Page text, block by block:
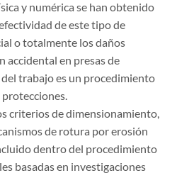
y numérica se han obtenido
de este tipo de
o totalmente los daños
accidental en presas de
trabajo es un procedimiento
criterios de dimensionamiento,
de rotura por erosión
dentro del procedimiento
basadas en investigaciones